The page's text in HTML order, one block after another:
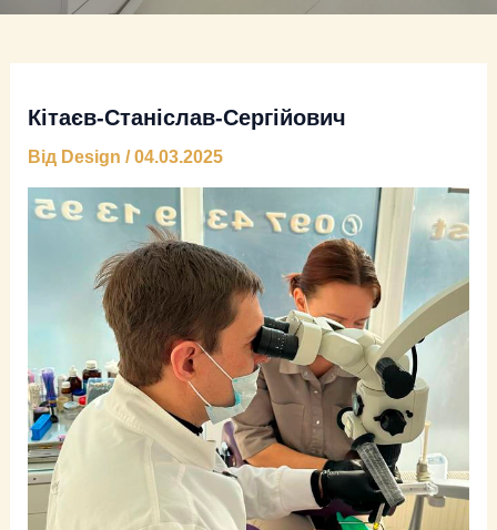
Кітаєв-Станіслав-Сергійович
Від Design /04.03.2025